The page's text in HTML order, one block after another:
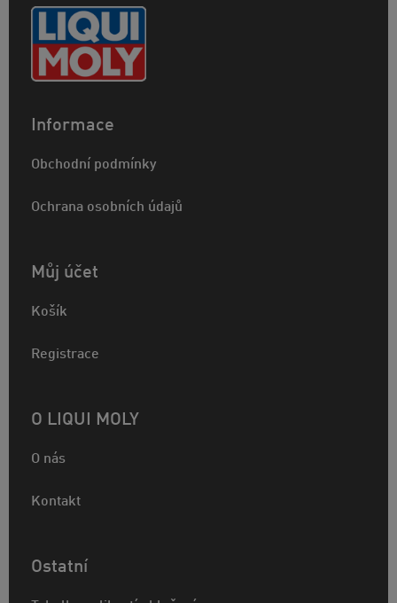
Informace
Obchodní podmínky
Ochrana osobních údajů
Můj účet
Košík
Registrace
O LIQUI MOLY
O nás
Kontakt
Ostatní